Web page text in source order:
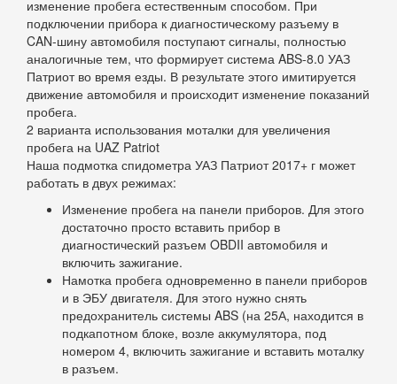
изменение пробега естественным способом. При
подключении прибора к диагностическому разъему в
CAN-шину автомобиля поступают сигналы, полностью
аналогичные тем, что формирует система ABS-8.0 УАЗ
Патриот во время езды. В результате этого имитируется
движение автомобиля и происходит изменение показаний
пробега.
2 варианта использования моталки для увеличения
пробега на UAZ Patriot
Наша подмотка спидометра УАЗ Патриот 2017+ г может
работать в двух режимах:
Изменение пробега на панели приборов. Для этого
достаточно просто вставить прибор в
диагностический разъем OBDII автомобиля и
включить зажигание.
Намотка пробега одновременно в панели приборов
и в ЭБУ двигателя. Для этого нужно снять
предохранитель системы ABS (на 25А, находится в
подкапотном блоке, возле аккумулятора, под
номером 4, включить зажигание и вставить моталку
в разъем.